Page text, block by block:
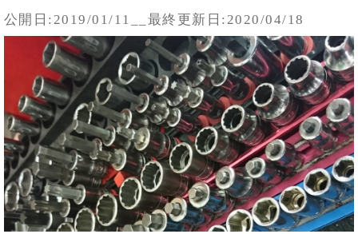
公開日:2019/01/11__最終更新日:2020/04/18